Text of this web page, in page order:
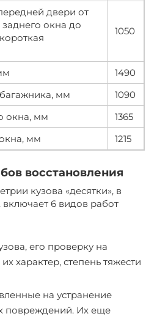
двери от
окна до
1050
1490
мм
1090
окна, мм
1365
мм
1215
восстановления
кузова «десятки», в
включает 6 видов работ
его проверку на
характер, степень тяжести
на устранение
повреждений. Их еще